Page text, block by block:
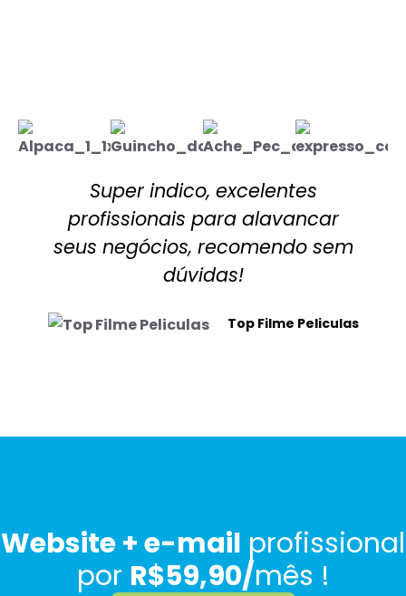
Super indico, excelentes
profissionais para alavancar
seus negócios, recomendo sem
dúvidas!
Top Filme Peliculas
Website + e-mail profissional
por R$59,90/mês !